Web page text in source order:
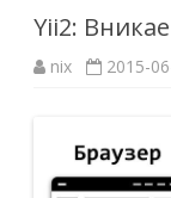
Yii2:
nix 2015-